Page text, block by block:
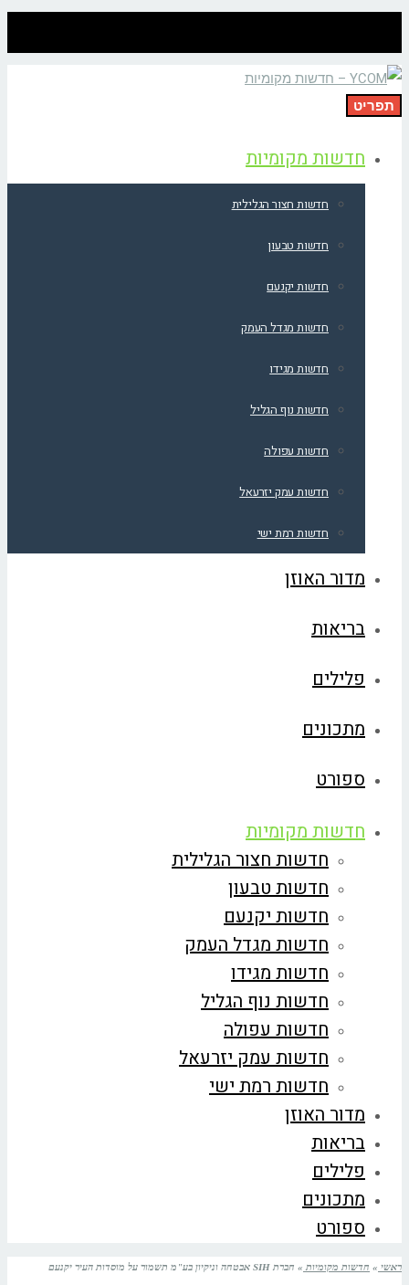
תפריט
חדשות מקומיות
חדשות חצור הגלילית
חדשות טבעון
חדשות יקנעם
חדשות מגדל העמק
חדשות מגידו
חדשות נוף הגליל
חדשות עפולה
חדשות עמק יזרעאל
חדשות רמת ישי
מדור האוזן
בריאות
פלילים
מתכונים
ספורט
חדשות מקומיות
חדשות חצור הגלילית
חדשות טבעון
חדשות יקנעם
חדשות מגדל העמק
חדשות מגידו
חדשות נוף הגליל
חדשות עפולה
חדשות עמק יזרעאל
חדשות רמת ישי
מדור האוזן
בריאות
פלילים
מתכונים
ספורט
ראשי » חדשות מקומיות » חברת SIH אבטחה וניקיון בע"מ תשמור על מוסדות העיר יקנעם